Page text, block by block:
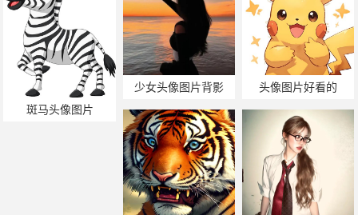
斑马头像图片
少女头像图片背影 头像图片好看的